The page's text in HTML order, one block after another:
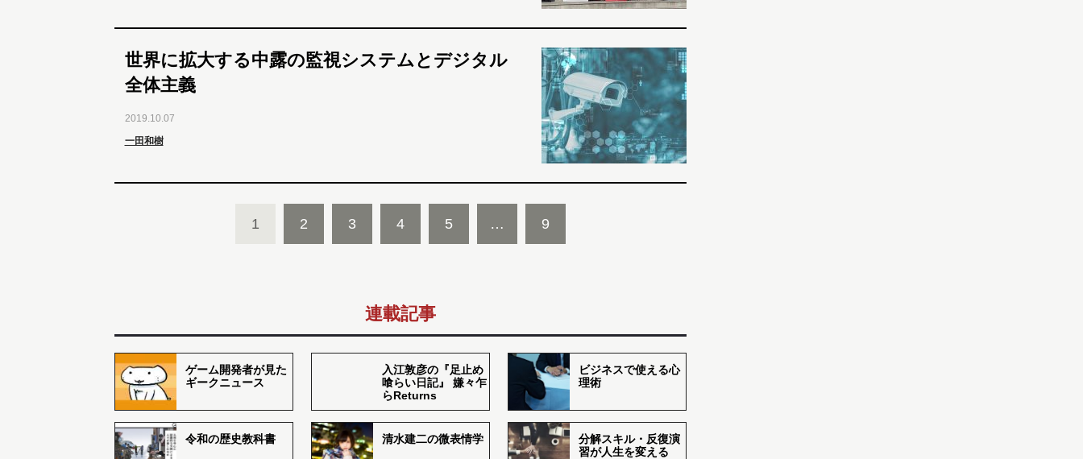
世界に拡大する中露の監視システムとデジタル
全体主義
2019.10.07
一田和樹
1 2 3 4 5 … 9
連載記事
ゲーム開発者が見た
ギークニュース
入江敦彦の『足止め
喰らい日記』 嫌々乍
らReturns
ビジネスで使える心
理術
令和の歴史教科書 清水建二の微表情学
分解スキル・反復演
習が人生を変える